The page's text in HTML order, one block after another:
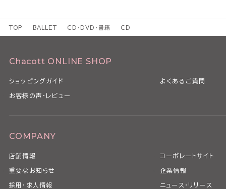
TOP BALLET CD・DVD・書籍 CD
Chacott ONLINE SHOP
ショッピングガイド よくあるご質問
お客様の声・レビュー
COMPANY
店舗情報 コーポレートサイト
重要なお知らせ 企業情報
採用・求人情報 ニュース・リリース